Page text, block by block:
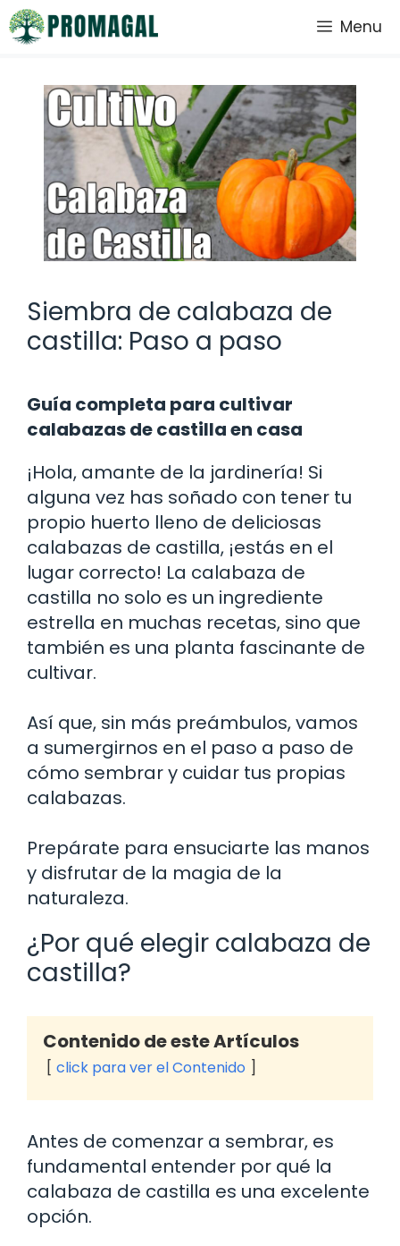
Saltar
al
Menu
Siembra de calabaza de
castilla: Paso a paso
Guía completa para cultivar
calabazas de castilla en casa
¡Hola, amante de la jardinería! Si
alguna vez has soñado con tener tu
propio huerto lleno de deliciosas
calabazas de castilla, ¡estás en el
lugar correcto! La calabaza de
castilla no solo es un ingrediente
estrella en muchas recetas, sino que
también es una planta fascinante de
cultivar.
Así que, sin más preámbulos, vamos
a sumergirnos en el paso a paso de
cómo sembrar y cuidar tus propias
calabazas.
Prepárate para ensuciarte las manos
y disfrutar de la magia de la
naturaleza.
¿Por qué elegir calabaza de
castilla?
Contenido de este Artículos
click para ver el Contenido
Antes de comenzar a sembrar, es
fundamental entender por qué la
calabaza de castilla es una excelente
opción.